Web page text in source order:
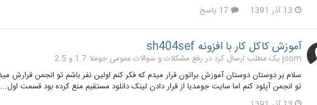
13 آذر 1391
آموزش کاکل کار با افزونه sh404sef
joom یک مطلب ارسال کرد در
رفع مشکلات و سوالات عمومی جوملا 1.7 و 2.5
تو انجمن آپلود کنم اما سایت جومدیا از قرار دادن لینک دانلود مستقیم منع کرده بود قسمت اول...